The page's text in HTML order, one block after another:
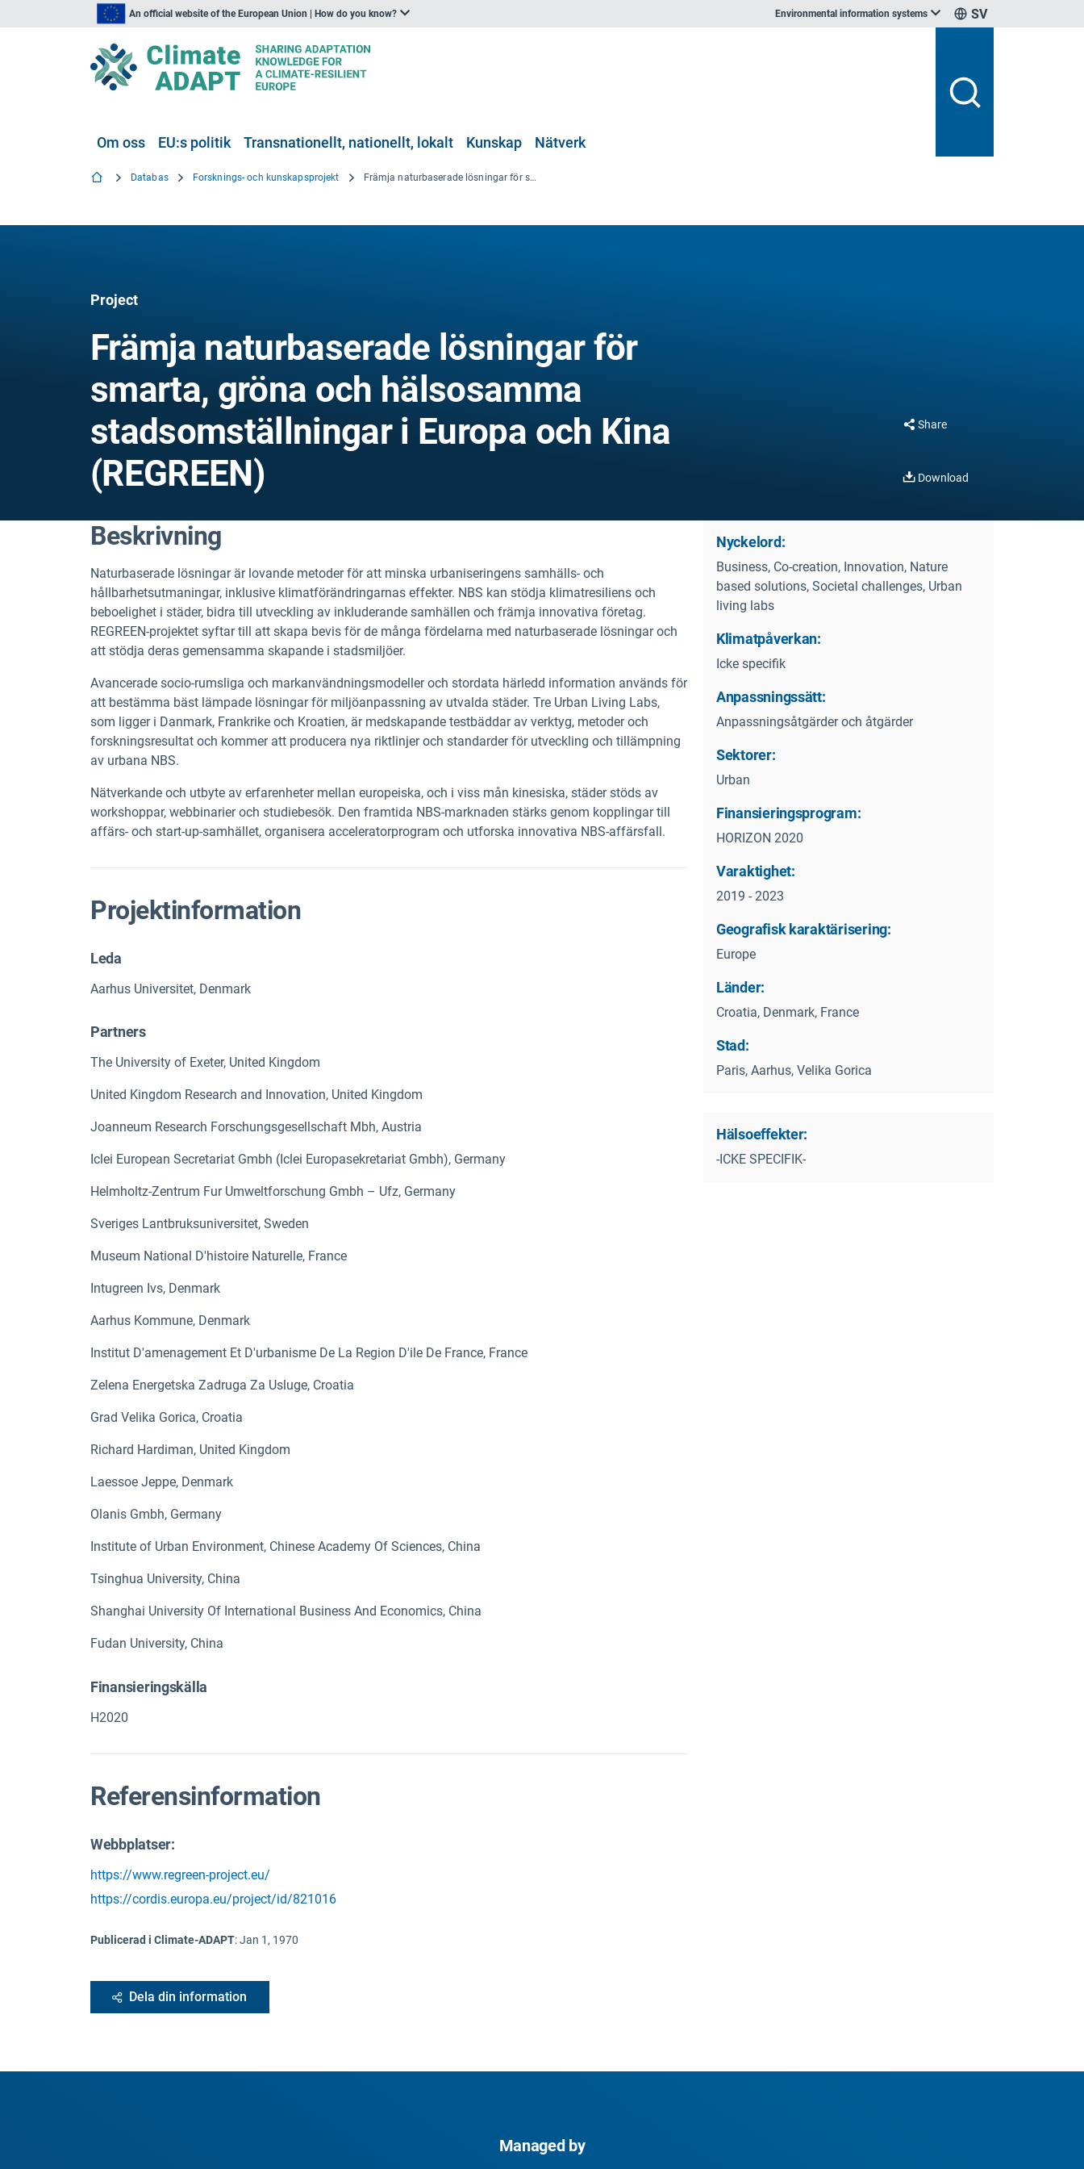
An official website of the European Union | How do you know? Environmental information systems SV
Om oss EU:s politik Transnationellt, nationellt, lokalt Kunskap Nätverk
Databas Forsknings- och kunskapsprojekt Främja naturbaserade lösningar för smarta, gröna och hälsosamma stadsomställningar i Europa och Kina
Project
Främja naturbaserade lösningar för
smarta, gröna och hälsosamma
stadsomställningar i Europa och Kina
(REGREEN)
Share
Download
Beskrivning
Naturbaserade lösningar är lovande metoder för att minska urbaniseringens samhälls- och
hållbarhetsutmaningar, inklusive klimatförändringarnas effekter. NBS kan stödja klimatresiliens och
beboelighet i städer, bidra till utveckling av inkluderande samhällen och främja innovativa företag.
REGREEN-projektet syftar till att skapa bevis för de många fördelarna med naturbaserade lösningar och
att stödja deras gemensamma skapande i stadsmiljöer.
Avancerade socio-rumsliga och markanvändningsmodeller och stordata härledd information används för
att bestämma bäst lämpade lösningar för miljöanpassning av utvalda städer. Tre Urban Living Labs,
som ligger i Danmark, Frankrike och Kroatien, är medskapande testbäddar av verktyg, metoder och
forskningsresultat och kommer att producera nya riktlinjer och standarder för utveckling och tillämpning
av urbana NBS.
Nätverkande och utbyte av erfarenheter mellan europeiska, och i viss mån kinesiska, städer stöds av
workshoppar, webbinarier och studiebesök. Den framtida NBS-marknaden stärks genom kopplingar till
affärs- och start-up-samhället, organisera acceleratorprogram och utforska innovativa NBS-affärsfall.
Projektinformation
Leda
Aarhus Universitet, Denmark
Partners
The University of Exeter, United Kingdom
United Kingdom Research and Innovation, United Kingdom
Joanneum Research Forschungsgesellschaft Mbh, Austria
Iclei European Secretariat Gmbh (Iclei Europasekretariat Gmbh), Germany
Helmholtz-Zentrum Fur Umweltforschung Gmbh – Ufz, Germany
Sveriges Lantbruksuniversitet, Sweden
Museum National D'histoire Naturelle, France
Intugreen Ivs, Denmark
Aarhus Kommune, Denmark
Institut D'amenagement Et D'urbanisme De La Region D'ile De France, France
Zelena Energetska Zadruga Za Usluge, Croatia
Grad Velika Gorica, Croatia
Richard Hardiman, United Kingdom
Laessoe Jeppe, Denmark
Olanis Gmbh, Germany
Institute of Urban Environment, Chinese Academy Of Sciences, China
Tsinghua University, China
Shanghai University Of International Business And Economics, China
Fudan University, China
Finansieringskälla
H2020
Referensinformation
Webbplatser:
https://www.regreen-project.eu/
https://cordis.europa.eu/project/id/821016
Publicerad i Climate-ADAPT:Jan 1, 1970
Dela din information
Nyckelord:
Business, Co-creation, Innovation, Nature
based solutions, Societal challenges, Urban
living labs
Klimatpåverkan:
Icke specifik
Anpassningssätt:
Anpassningsåtgärder och åtgärder
Sektorer:
Urban
Finansieringsprogram:
HORIZON 2020
Varaktighet:
2019 - 2023
Geografisk karaktärisering:
Europe
Länder:
Croatia, Denmark, France
Stad:
Paris, Aarhus, Velika Gorica
Hälsoeffekter:
-ICKE SPECIFIK-
Managed by